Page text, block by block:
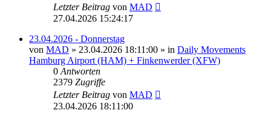
Letzter Beitrag von MAD
27.04.2026 15:24:17
23.04.2026 - Donnerstag
von MAD » 23.04.2026 18:11:00 » in Daily Movements
Hamburg Airport (HAM) + Finkenwerder (XFW)
0 Antworten
2379 Zugriffe
Letzter Beitrag von MAD
23.04.2026 18:11:00